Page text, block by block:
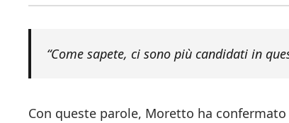
“Come sapete, ci sono più candidati in
Con queste parole, Moretto ha